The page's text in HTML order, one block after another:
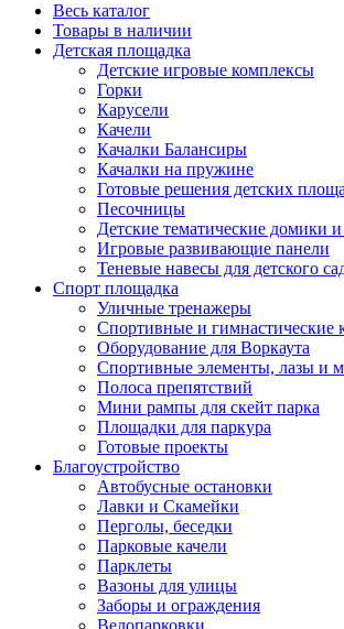
Весь каталог
Товары в наличии
Детская площадка
Детские игровые комплексы
Горки
Карусели
Качели
Качалки Балансиры
Качалки на пружине
Готовые решения детских
Песочницы
Детские тематические домики
Игровые развивающие панели
Теневые навесы для детского
Спорт площадка
Уличные тренажеры
Спортивные и гимнастические
Оборудование для Воркаута
Спортивные элементы, лазы и
Полоса препятствий
Мини рампы для скейт парка
Площадки для паркура
Готовые проекты
Благоустройство
Автобусные остановки
Лавки и Скамейки
Перголы, беседки
Парковые качели
Парклеты
Вазоны для улицы
Заборы и ограждения
Велопарковки